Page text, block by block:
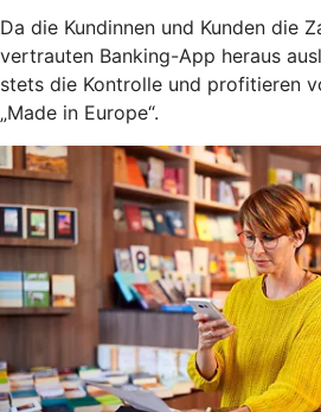
Da die Kundinnen und Kunden die
vertrauten Banking-App heraus
stets die Kontrolle und profitieren
„Made in Europe“.